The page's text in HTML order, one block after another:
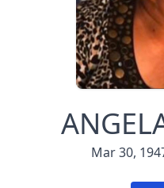
Mar 30,